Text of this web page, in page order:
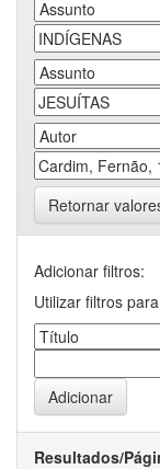
Retornar
Adicionar filtros:
Utilizar filtros
Resultados/